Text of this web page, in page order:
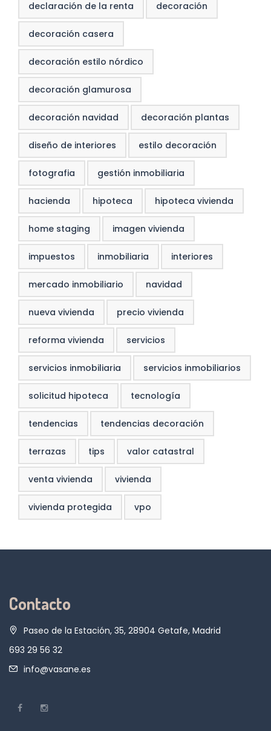
declaración de la renta decoración
decoración casera
decoración estilo nórdico
decoración glamurosa
decoración navidad decoración plantas
diseño de interiores estilo decoración
fotografia gestión inmobiliaria
hacienda hipoteca hipoteca vivienda
home staging imagen vivienda
impuestos inmobiliaria interiores
mercado inmobiliario navidad
nueva vivienda precio vivienda
reforma vivienda servicios
servicios inmobiliaria servicios inmobiliarios
solicitud hipoteca tecnología
tendencias tendencias decoración
terrazas tips valor catastral
venta vivienda vivienda
vivienda protegida vpo
Contacto
Paseo de la Estación, 35, 28904 Getafe, Madrid
693 29 56 32
info@vasane.es